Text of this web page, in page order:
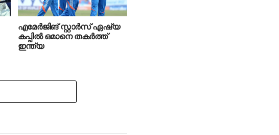
എമേര്‍ജിങ് സ്റ്റാര്‍സ് ഏഷ്യ
കപ്പില്‍ ഒമാനെ തകര്‍ത്ത്
ഇന്ത്യ